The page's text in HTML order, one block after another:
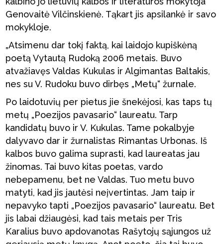
Genovaitė Vilčinskienė. Tąkart jis apsilankė ir savo
mokykloje.
„Atsimenu dar tokį faktą, kai laidojo kupiškėną
poetą Vytautą Rudoką 2006 metais. Buvo
atvažiavęs Valdas Kukulas ir Algimantas Baltakis,
nes su V. Rudoku buvo dirbęs „Metų“ žurnale.
Po laidotuvių per pietus jie šnekėjosi, kas taps tų
metų „Poezijos pavasario“ laureatu. Tarp
kandidatų buvo ir V. Kukulas. Tame pokalbyje
dalyvavo dar ir žurnalistas Rimantas Urbonas. Iš
kalbos buvo galima suprasti, kad laureatas jau
žinomas. Tai buvo kitas poetas, vardo
nebepamenu, bet ne Valdas. Tuo metu buvo
matyti, kad jis jautėsi neįvertintas. Jam taip ir
nepavyko tapti „Poezijos pavasario“ laureatu. Bet
jis labai džiaugėsi, kad tais metais per Tris
Karalius buvo apdovanotas Rašytojų sąjungos už